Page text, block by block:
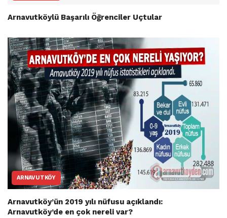
Arnavutköylü Başarılı Öğrenciler Uçtular
ARNAVUTKÖY
Arnavutköy’ün 2019 yılı nüfusu açıklandı:
Arnavutköy’de en çok nereli var?